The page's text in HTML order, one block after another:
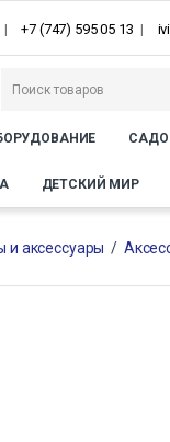
+7 (747) 595 05 13
ДЕТСКИЙ МИР
и аксессуары /